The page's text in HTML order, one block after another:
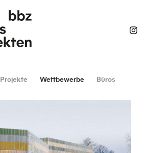
Büros
Wettbewerbe
Projekte